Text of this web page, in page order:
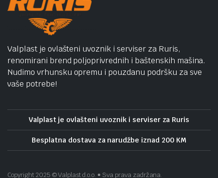
Valplast je ovlašteni uvoznik i serviser za Ruris,
renomirani brend poljoprivrednih i baštenskih mašina.
Nudimo vrhunsku opremu i pouzdanu podršku za sve
vaše potrebe!
Valplast je ovlašteni uvoznik i serviser za Ruris
Besplatna dostava za narudžbe iznad 200 KM
Copyright 2025 © Valplast d.o.o. • Sva prava zadržana.